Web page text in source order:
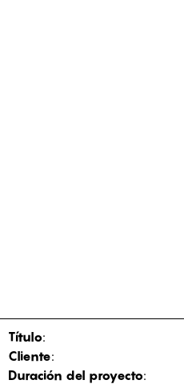
Título:
Cliente:
Duración del proyecto: